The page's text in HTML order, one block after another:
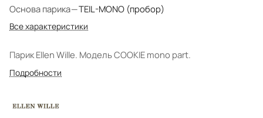
Основа парика—TEIL-MONO (пробор)
Все характеристики
Парик Ellen Wille. Модель COOKIE mono part.
Подробности